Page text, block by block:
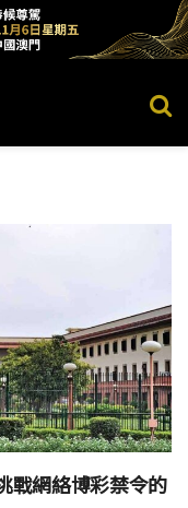
戰網絡博彩禁令的